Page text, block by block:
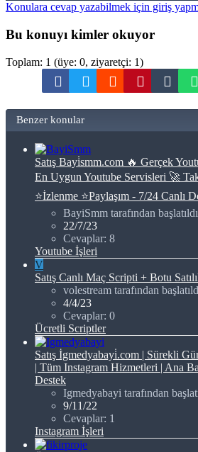
Konulara cevap yazabilmek için giriş
Bu konuyı kimler okuyor
Toplam: 1 (üye: 0, ziyaretçi: 1)
FacebookTwitter Reddit Pinterest
Benzer konular
Satış Bayi̇smm.com 🔥 Gerçek
En Uygun Youtube Servisleri 🚀
⭐İzlenme ⭐Paylaşım - 7/24 Canlı
BayiSmm tarafından başlatıldı
22/7/23
Cevaplar: 8
Youtube İşleri
V
Satış Canlı Maç Scripti + Botu
volestream tarafından
4/4/23
Cevaplar: 0
Ücretli Scriptler
Satış İgmedyabayi̇.com | Sürekli
| Tüm Instagram Hizmetleri | Ana
Destek
Igmedyabayi tarafından
9/11/22
Cevaplar: 1
Instagram İşleri